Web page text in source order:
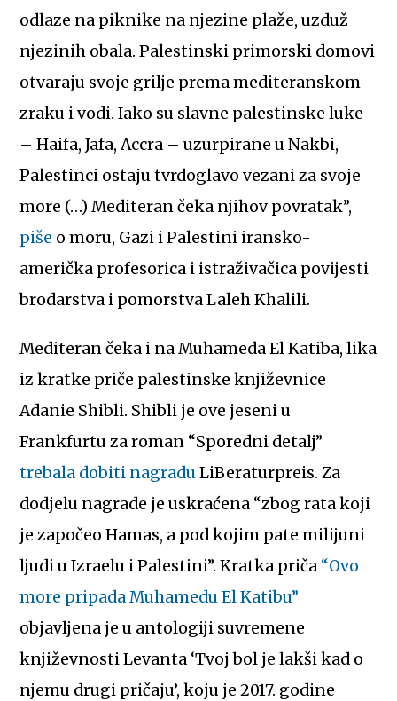
odlaze na piknike na njezine plaže, uzduž
njezinih obala. Palestinski primorski domovi
otvaraju svoje grilje prema mediteranskom
zraku i vodi. Iako su slavne palestinske luke
– Haifa, Jafa, Accra – uzurpirane u Nakbi,
Palestinci ostaju tvrdoglavo vezani za svoje
more (…) Mediteran čeka njihov povratak”,
piše o moru, Gazi i Palestini iransko-
američka profesorica i istraživačica povijesti
brodarstva i pomorstva Laleh Khalili.
Mediteran čeka i na Muhameda El Katiba, lika
iz kratke priče palestinske književnice
Adanie Shibli. Shibli je ove jeseni u
Frankfurtu za roman “Sporedni detalj”
trebala dobiti nagradu LiBeraturpreis. Za
dodjelu nagrade je uskraćena “zbog rata koji
je započeo Hamas, a pod kojim pate milijuni
ljudi u Izraelu i Palestini”. Kratka priča “Ovo
more pripada Muhamedu El Katibu”
objavljena je u antologiji suvremene
književnosti Levanta ‘Tvoj bol je lakši kad o
njemu drugi pričaju’, koju je 2017. godine